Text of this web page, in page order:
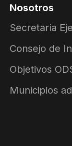
Nosotros
Secretaría
Consejo de
Objetivos
Municipios